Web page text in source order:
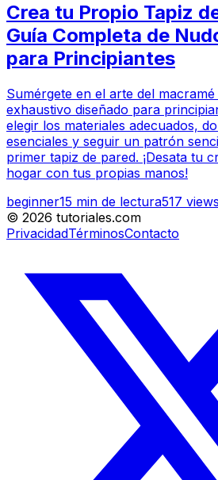
Crea tu Propio Tapiz
Guía Completa de
para Principiantes
Sumérgete en el arte del
exhaustivo diseñado para
elegir los materiales adecuados,
esenciales y seguir un patrón
primer tapiz de pared. ¡Desata tu
hogar con tus propias manos!
beginner15 min de lectura517 views
© 2026 tutoriales.com
PrivacidadTérminosContacto